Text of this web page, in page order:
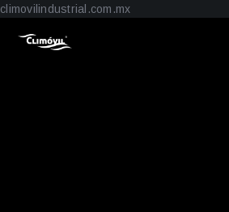
climovilindustrial.com.mx